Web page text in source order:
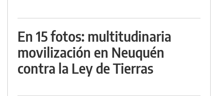
En 15 fotos: multitudinaria
movilización en Neuquén
contra la Ley de Tierras